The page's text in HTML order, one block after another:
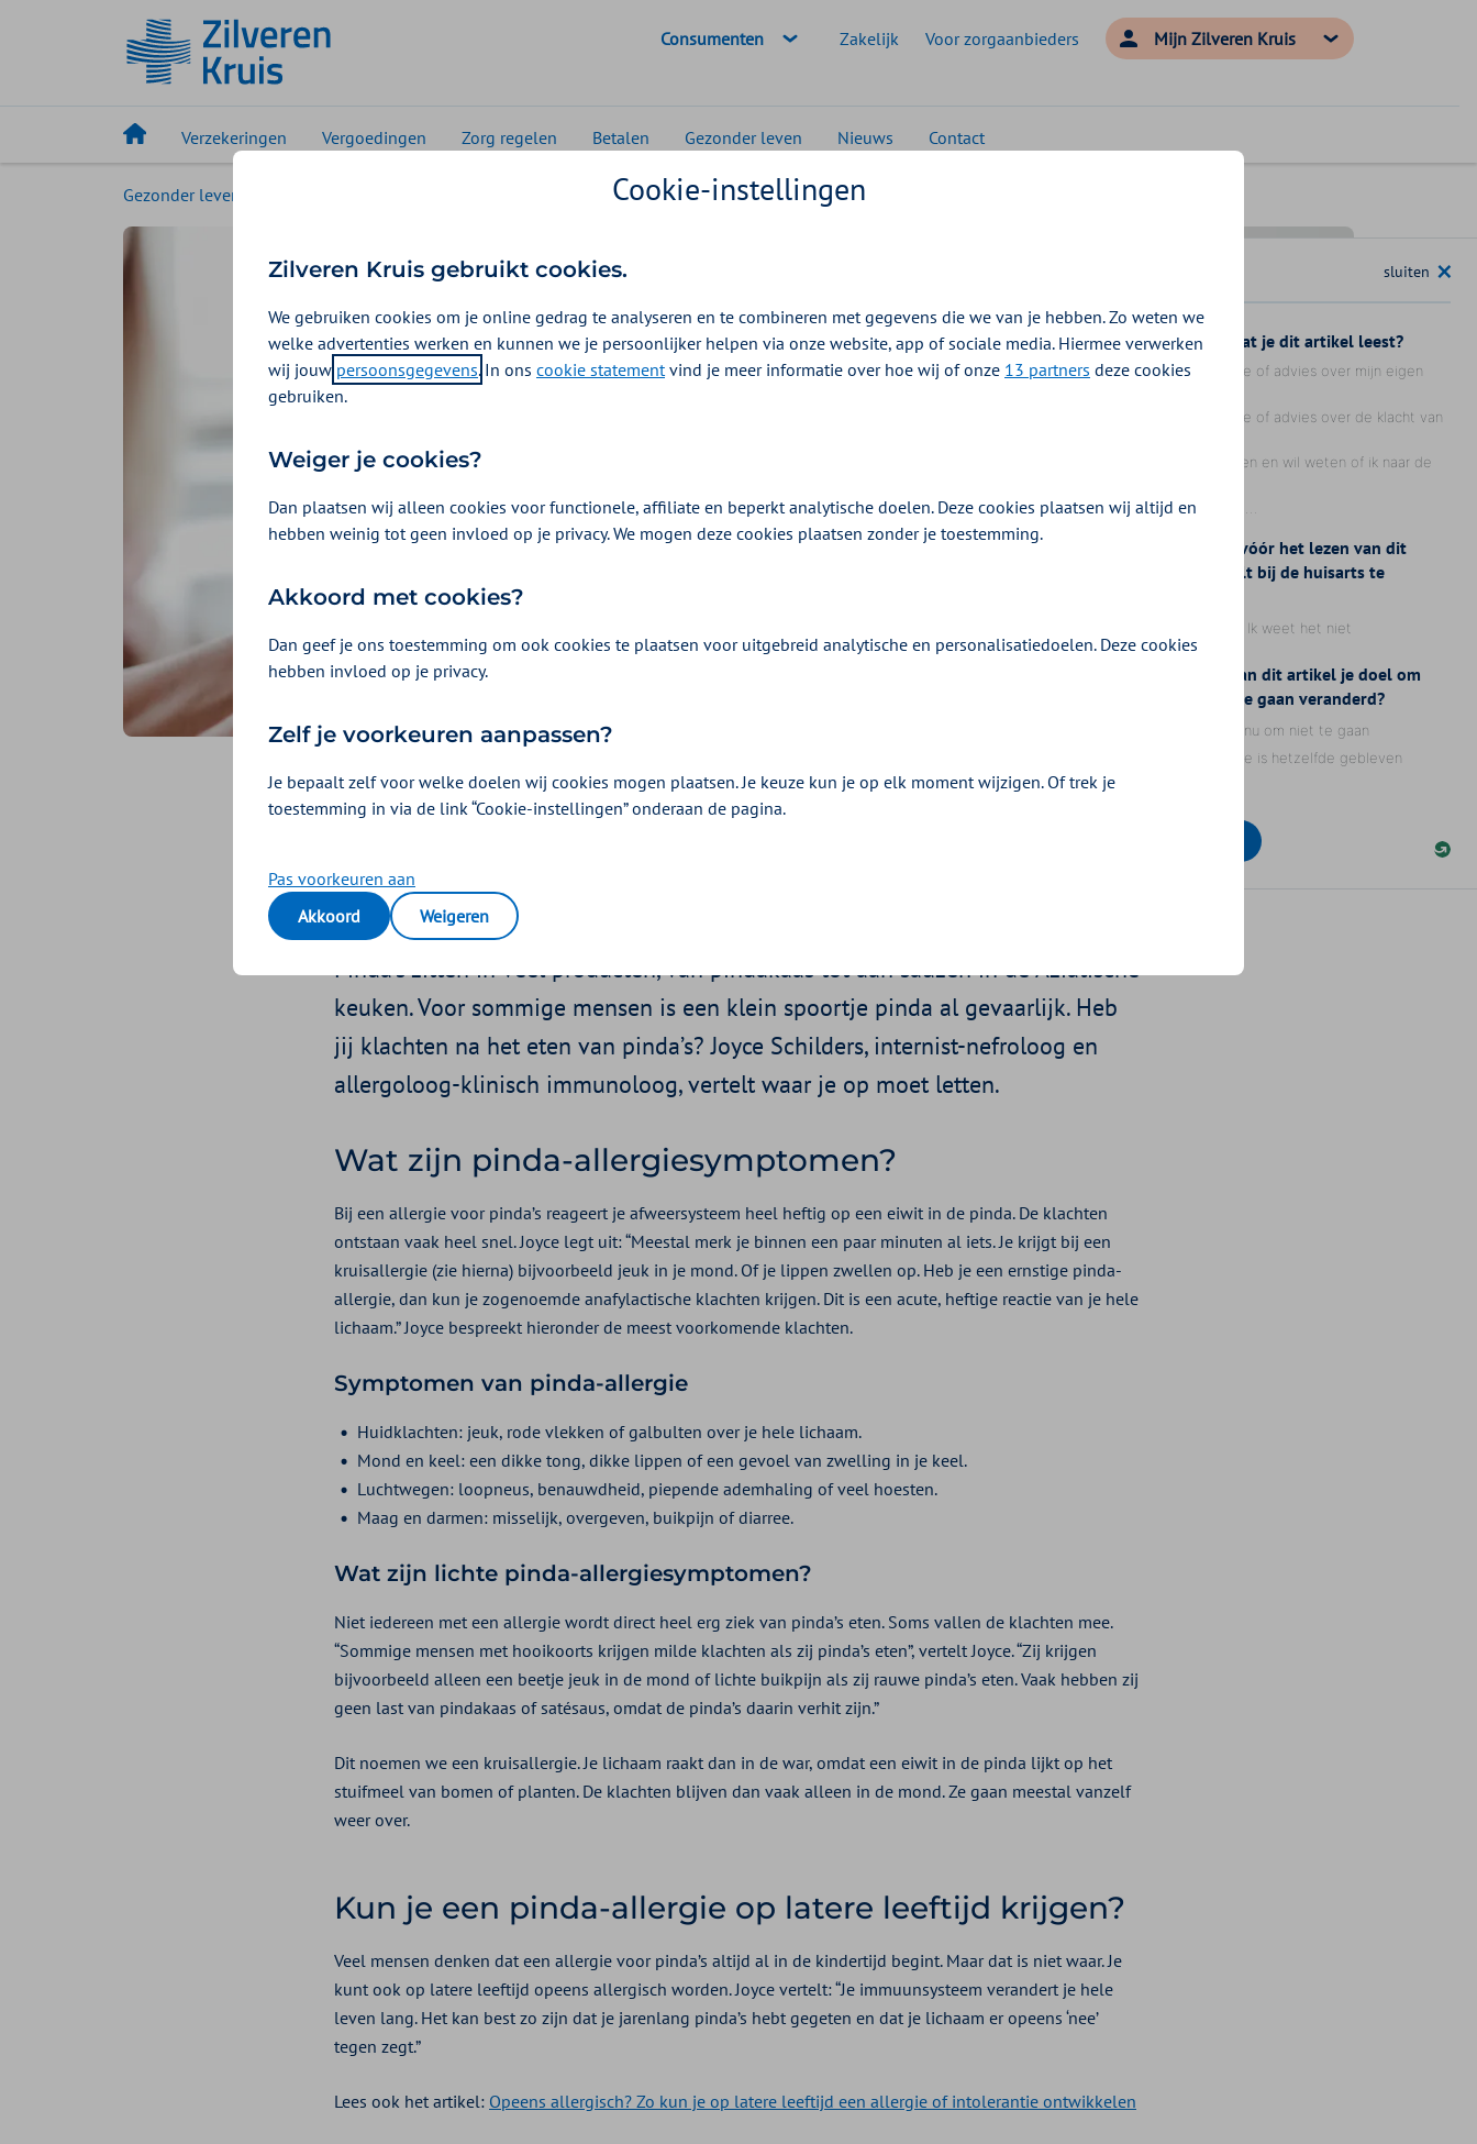
Geselecteerde doelgroep:
Consumenten Zakelijk Voor zorgaanbieders Mijn Zilveren Kruis
Verzekeringen Vergoedingen Zorg regelen Betalen Gezonder leven Nieuws Contact
Gezonder leven Alles over pinda-allergie
Alles over pinda-allergie: van
symptomen tot de EpiPen
Geplaatst op 15 juni 2026 | Een artikel als onderdeel van
Pinda’s zitten in veel producten, van pindakaas tot aan sauzen in de Aziatische
keuken. Voor sommige mensen is een klein spoortje pinda al gevaarlijk. Heb
jij klachten na het eten van pinda’s? Joyce Schilders, internist-nefroloog en
allergoloog-klinisch immunoloog, vertelt waar je op moet letten.
Wat zijn pinda-allergiesymptomen?
Bij een allergie voor pinda’s reageert je afweersysteem heel heftig op een eiwit in de pinda. De klachten
ontstaan vaak heel snel. Joyce legt uit: “Meestal merk je binnen een paar minuten al iets. Je krijgt bij een
kruisallergie (zie hierna) bijvoorbeeld jeuk in je mond. Of je lippen zwellen op. Heb je een ernstige pinda-
allergie, dan kun je zogenoemde anafylactische klachten krijgen. Dit is een acute, heftige reactie van je hele
lichaam.” Joyce bespreekt hieronder de meest voorkomende klachten.
Symptomen van pinda-allergie
Huidklachten: jeuk, rode vlekken of galbulten over je hele lichaam.
Mond en keel: een dikke tong, dikke lippen of een gevoel van zwelling in je keel.
Luchtwegen: loopneus, benauwdheid, piepende ademhaling of veel hoesten.
Maag en darmen: misselijk, overgeven, buikpijn of diarree.
Wat zijn lichte pinda-allergiesymptomen?
Niet iedereen met een allergie wordt direct heel erg ziek van pinda’s eten. Soms vallen de klachten mee.
“Sommige mensen met hooikoorts krijgen milde klachten als zij pinda’s eten”, vertelt Joyce. “Zij krijgen
bijvoorbeeld alleen een beetje jeuk in de mond of lichte buikpijn als zij rauwe pinda’s eten. Vaak hebben zij
geen last van pindakaas of satésaus, omdat de pinda’s daarin verhit zijn.”
Dit noemen we een kruisallergie. Je lichaam raakt dan in de war, omdat een eiwit in de pinda lijkt op het
stuifmeel van bomen of planten. De klachten blijven dan vaak alleen in de mond. Ze gaan meestal vanzelf
weer over.
Kun je een pinda-allergie op latere leeftijd krijgen?
Veel mensen denken dat een allergie voor pinda’s altijd al in de kindertijd begint. Maar dat is niet waar. Je
kunt ook op latere leeftijd opeens allergisch worden. Joyce vertelt: “Je immuunsysteem verandert je hele
leven lang. Het kan best zo zijn dat je jarenlang pinda’s hebt gegeten en dat je lichaam er opeens ‘nee’
tegen zegt.”
Lees ook het artikel: Opeens allergisch? Zo kun je op latere leeftijd een allergie of intolerantie ontwikkelen
Cookie-instellingen
Zilveren Kruis gebruikt cookies.
We gebruiken cookies om je online gedrag te analyseren en te combineren met gegevens die we van je hebben. Zo weten we
welke advertenties werken en kunnen we je persoonlijker helpen via onze website, app of sociale media. Hiermee verwerken
wij jouw persoonsgegevens. In ons cookie statementvind je meer informatie over hoe wij of onze 13 partners deze cookies
gebruiken.
Weiger je cookies?
Dan plaatsen wij alleen cookies voor functionele, affiliate en beperkt analytische doelen. Deze cookies plaatsen wij altijd en
hebben weinig tot geen invloed op je privacy. We mogen deze cookies plaatsen zonder je toestemming.
Akkoord met cookies?
Dan geef je ons toestemming om ook cookies te plaatsen voor uitgebreid analytische en personalisatiedoelen. Deze cookies
hebben invloed op je privacy.
Zelf je voorkeuren aanpassen?
Je bepaalt zelf voor welke doelen wij cookies mogen plaatsen. Je keuze kun je op elk moment wijzigen. Of trek je
toestemming in via de link “Cookie-instellingen” onderaan de pagina.
Pas voorkeuren aan
Akkoord
Weigeren